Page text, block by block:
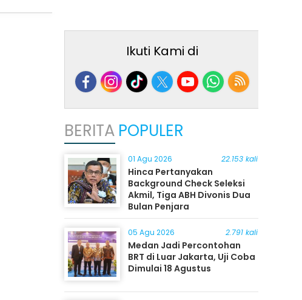
Ikuti Kami di
BERITA POPULER
01 Agu 2026 22.153 kali
Hinca Pertanyakan
Background Check Seleksi
Akmil, Tiga ABH Divonis Dua
Bulan Penjara
05 Agu 2026 2.791 kali
Medan Jadi Percontohan
BRT di Luar Jakarta, Uji Coba
Dimulai 18 Agustus